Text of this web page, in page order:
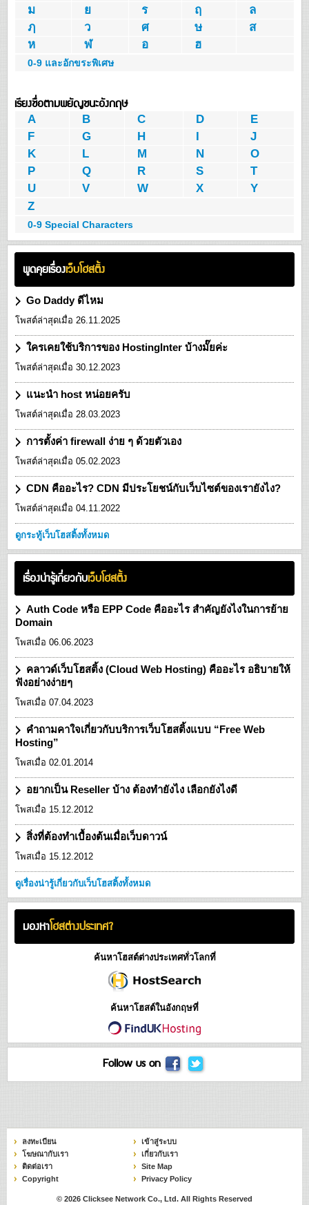
ม
ย ร ฤ
ล
ฦ
ว ศ ษ
ส
ห
ฬ อ ฮ
0-9 และอักขระพิเศษ
เรียงชื่อตามพยัญชนะอังกฤษ
A B C D
E
F
G H I
J
K
L M N
O
P
Q R S
T
U
V W X
Y
Z
0-9 Special Characters
พูดคุยเรื่องเว็บโฮสติ้ง
Go Daddy ดีไหม
โพสต์ล่าสุดเมื่อ 26.11.2025
ใครเคยใช้บริการของ HostingInter บ้างมั๊ยค่ะ
โพสต์ล่าสุดเมื่อ 30.12.2023
แนะนำ host หน่อยครับ
โพสต์ล่าสุดเมื่อ 28.03.2023
การตั้งค่า firewall ง่าย ๆ ด้วยตัวเอง
โพสต์ล่าสุดเมื่อ 05.02.2023
CDN คืออะไร? CDN มีประโยชน์กับเว็บไซต์ของเรายังไง?
โพสต์ล่าสุดเมื่อ 04.11.2022
ดูกระทู้เว็บโฮสติ้งทั้งหมด
เรื่องน่ารู้เกี่ยวกับเว็บโฮสติ้ง
Auth Code หรือ EPP Code คืออะไร สำคัญยังไงในการย้าย
Domain
โพสเมื่อ 06.06.2023
คลาวด์เว็บโฮสติ้ง (Cloud Web Hosting) คืออะไร อธิบายให้
ฟังอย่างง่ายๆ
โพสเมื่อ 07.04.2023
คำถามคาใจเกี่ยวกับบริการเว็บโฮสติ้งแบบ “Free Web
Hosting”
โพสเมื่อ 02.01.2014
อยากเป็น Reseller บ้าง ต้องทำยังไง เลือกยังไงดี
โพสเมื่อ 15.12.2012
สิ่งที่ต้องทำเบื้องต้นเมื่อเว็บดาวน์
โพสเมื่อ 15.12.2012
ดูเรื่องน่ารู้เกี่ยวกับเว็บโฮสติ้งทั้งหมด
มองหาโฮสต่างประเทศ?
ค้นหาโฮสต์ต่างประเทศทั่วโลกที่
ค้นหาโฮสต์ในอังกฤษที่
Follow us on
ลงทะเบียน
เข้าสู่ระบบ
โฆษณากับเรา
เกี่ยวกับเรา
ติดต่อเรา
Site Map
Copyright
Privacy Policy
© 2026 Clicksee Network Co., Ltd. All Rights Reserved